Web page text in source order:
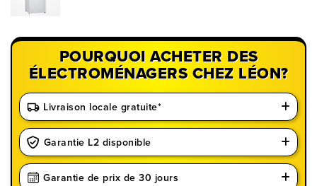
POURQUOI ACHETER DES
ÉLECTROMÉNAGERS CHEZ LÉON?
Livraison locale gratuite*
Garantie L2 disponible
Garantie de prix de 30 jours